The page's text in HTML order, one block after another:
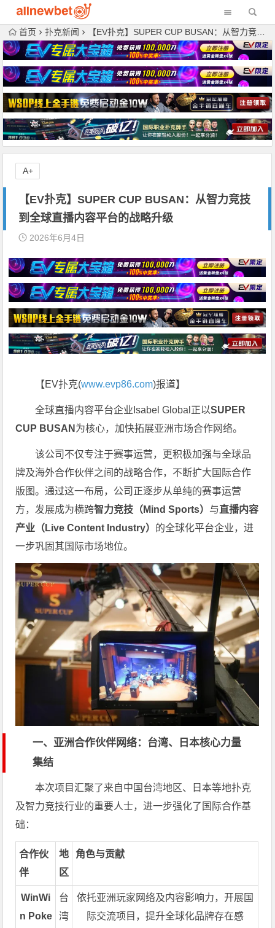
首页 扑克新闻 【EV扑克】SUPER CUP BUSAN：从智力竞技到全球直播内容平台的战略升级
【EV扑克】SUPER CUP BUSAN：从智力竞技
到全球直播内容平台的战略升级
2026年6月4日
【EV扑克(www.evp86.com)报道】
全球直播内容平台企业Isabel Global正以SUPER
CUP BUSAN 为核心，加快拓展亚洲市场合作网络。
该公司不仅专注于赛事运营，更积极加强与全球品
牌及海外合作伙伴之间的战略合作，不断扩大国际合作
版图。通过这一布局，公司正逐步从单纯的赛事运营
方，发展成为横跨智力竞技（Mind Sports） 与直播内容
产业（Live Content Industry） 的全球化平台企业，进
一步巩固其国际市场地位。
一、亚洲合作伙伴网络：台湾、日本核心力量
集结
本次项目汇聚了来自中国台湾地区、日本等地扑克
及智力竞技行业的重要人士，进一步强化了国际合作基
础：
合作伙
伴
地
区
角色与贡献
WinWi
n Poke
台
湾
依托亚洲玩家网络及内容影响力，开展国
际交流项目，提升全球化品牌存在感
A+